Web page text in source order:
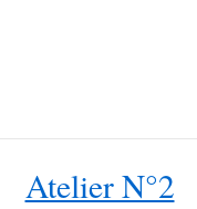
Atelier N°2